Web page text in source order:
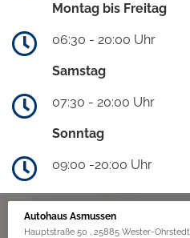
Montag bis Freitag
06:30 - 20:00 Uhr
Samstag
07:30 - 20:00 Uhr
Sonntag
09:00 -20:00 Uhr
Autohaus Asmussen
Hauptstraße 50 , 25885 Wester-Ohrstedt